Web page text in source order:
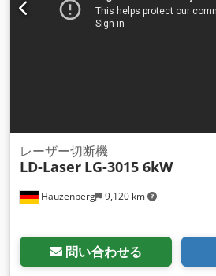
Hauzenberg 9,120 km
レーザー切断機
LD-Laser LG-3015 6kW
問い合わせる